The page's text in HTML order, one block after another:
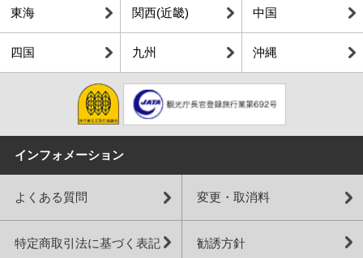
東海 関西(近畿) 中国
四国 九州 沖縄
インフォメーション
よくある質問 変更・取消料
特定商取引法に基づく表記 勧誘方針